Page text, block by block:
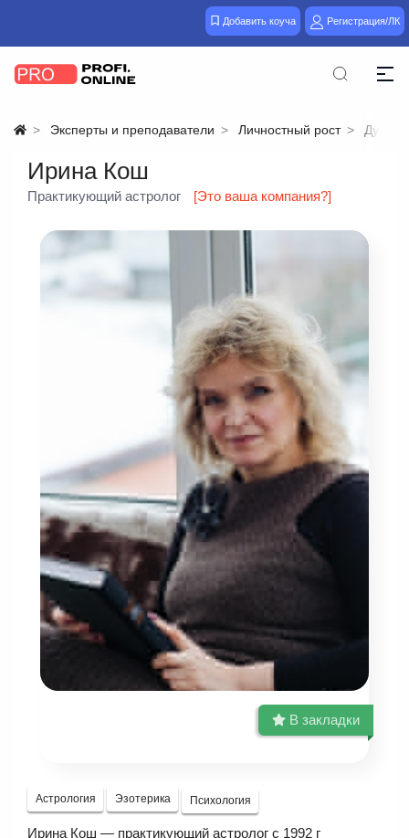
Добавить коуча Регистрация/ЛК
Эксперты и преподаватели Личностный рост
Ирина Кош
Практикующий астролог [Это ваша компания?]
В закладки
Астрология Эзотерика Психология
Ирина Кош — практикующий астролог c 1992 г